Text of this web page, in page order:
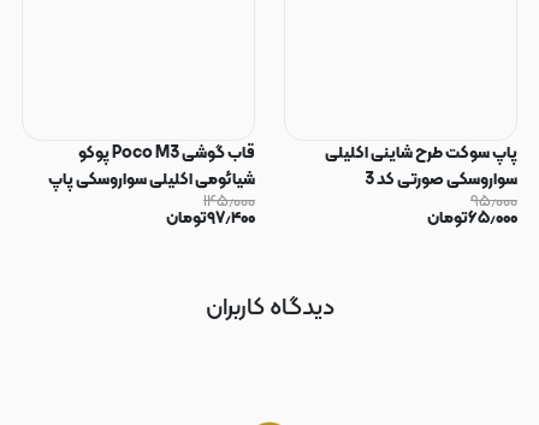
پاپ سوکت طرح شاینی اکلیلی
سواروسکی صورتی کد 3
۹۵٫۰۰۰
۶۵٫۰۰۰تومان
قاب گوشی Poco M3 پوکو
شیائومی اکلیلی سواروسکی پاپ
سوکت دار محافظ لنز دار صورتی کد
۱۴۵٫۰۰۰
۹۷٫۴۰۰تومان
دیدگاه کاربران